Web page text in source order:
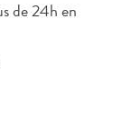
de 24h en